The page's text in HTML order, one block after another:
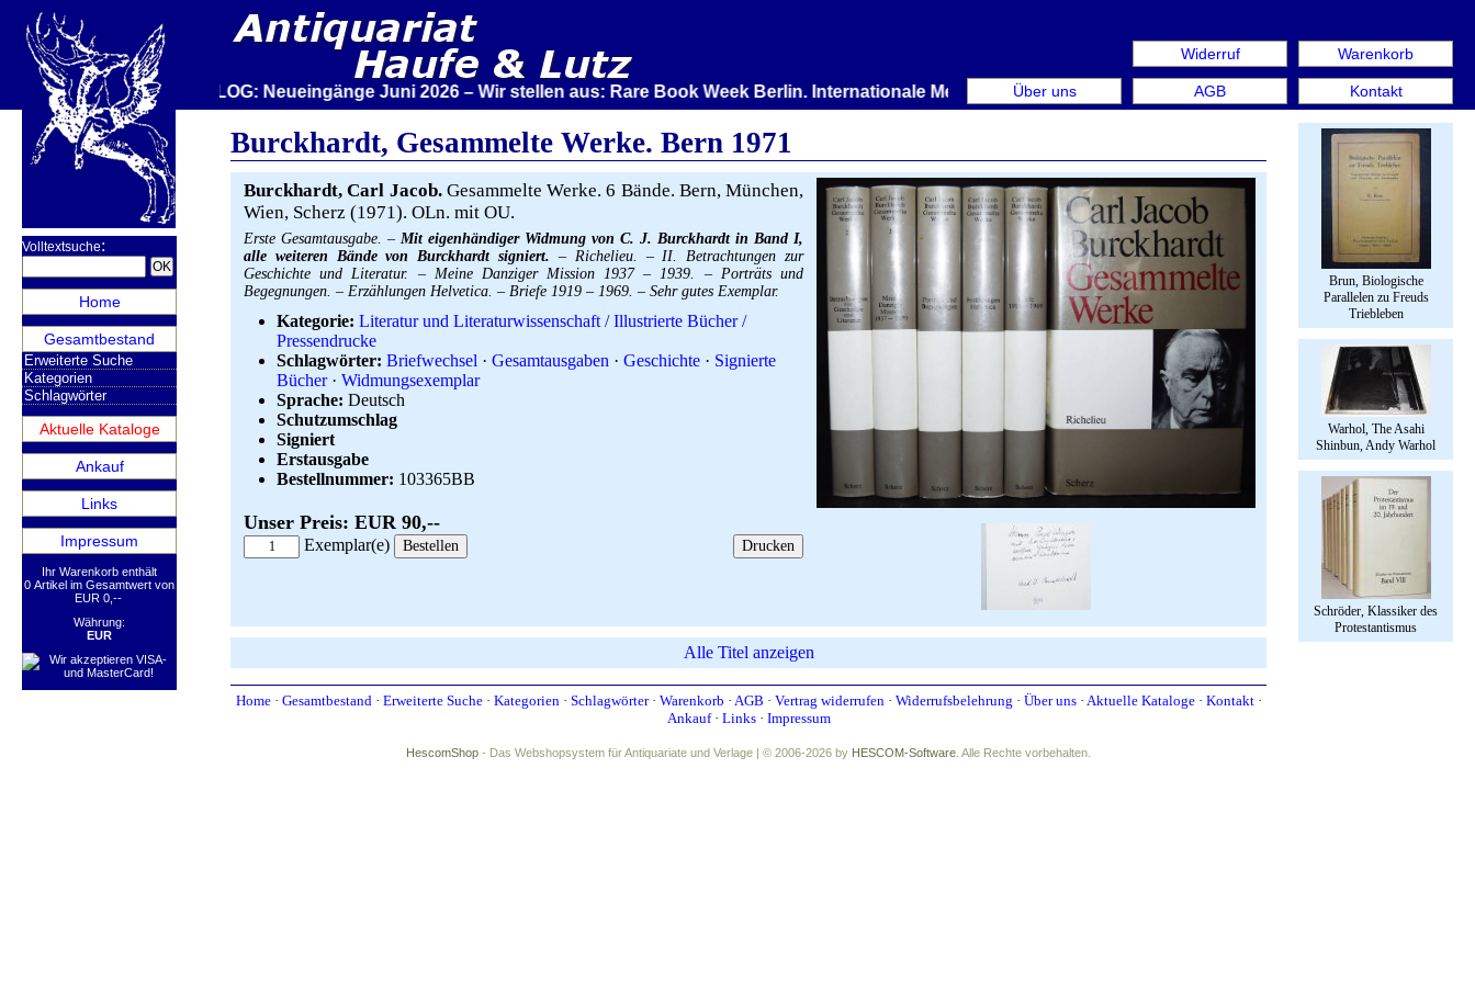
Warenkorb
Kontakt
Widerruf
AGB
Über uns
NEUER E-KATALOG: Neueingänge Juni 2026 – Wir stellen aus: Rare Book Week Berlin. Internationale Messe für Bücher & Graphik 18.-20. September 2026,
Volltextsuche:
Home
Gesamtbestand
Erweiterte Suche
Kategorien
Schlagwörter
Aktuelle Kataloge
Ankauf
Links
Impressum
Ihr Warenkorb enthält
0 Artikel im Gesamtwert von
EUR 0,--
Währung:
EUR
Brun, Biologische
Parallelen zu Freuds
Triebleben
Warhol, The Asahi
Shinbun, Andy Warhol
Schröder, Klassiker des
Protestantismus
Burckhardt, Gesammelte Werke. Bern 1971
Burckhardt, Carl Jacob.Gesammelte Werke. 6 Bände. Bern, München,
Wien, Scherz (1971). OLn. mit OU.
Erste Gesamtausgabe. – Mit eigenhändiger Widmung von C. J. Burckhardt in Band I,
alle weiteren Bände von Burckhardt signiert. – Richelieu. – II. Betrachtungen zur
Geschichte und Literatur. – Meine Danziger Mission 1937 – 1939. – Porträts und
Begegnungen. – Erzählungen Helvetica. – Briefe 1919 – 1969. – Sehr gutes Exemplar.
Kategorie: Literatur und Literaturwissenschaft / Illustrierte Bücher /
Pressendrucke
Schlagwörter: Briefwechsel · Gesamtausgaben · Geschichte · Signierte
Bücher· Widmungsexemplar
Sprache: Deutsch
Schutzumschlag
Signiert
Erstausgabe
Bestellnummer: 103365BB
Unser Preis: EUR 90,--
Exemplar(e)
Alle Titel anzeigen
Home· Gesamtbestand· Erweiterte Suche· Kategorien· Schlagwörter· Warenkorb · AGB · Vertrag widerrufen· Widerrufsbelehrung · Über uns· Aktuelle Kataloge· Kontakt·
Ankauf· Links· Impressum
HescomShop - Das Webshopsystem für Antiquariate und Verlage | © 2006-2026 by HESCOM-Software . Alle Rechte vorbehalten.